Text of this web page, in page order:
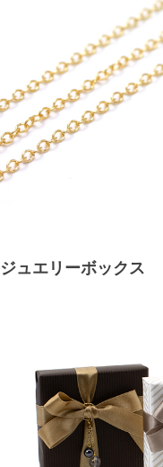
ジュエリーボックス